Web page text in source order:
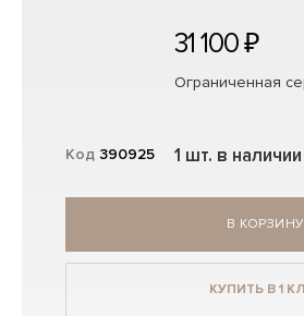
Код 390925
31 100 ₽
Ограниченная
1 шт. в наличии
В КОРЗИНУ
КУПИТЬ В 1